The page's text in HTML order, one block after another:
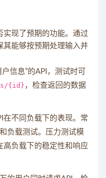
实现了预期的功能。通过
其能够按预期处理输入并
信息”的API，测试时可
{id} ，检查返回的数据
在不同负载下的表现。常
负载测试。压力测试模
高负载下的稳定性和响应